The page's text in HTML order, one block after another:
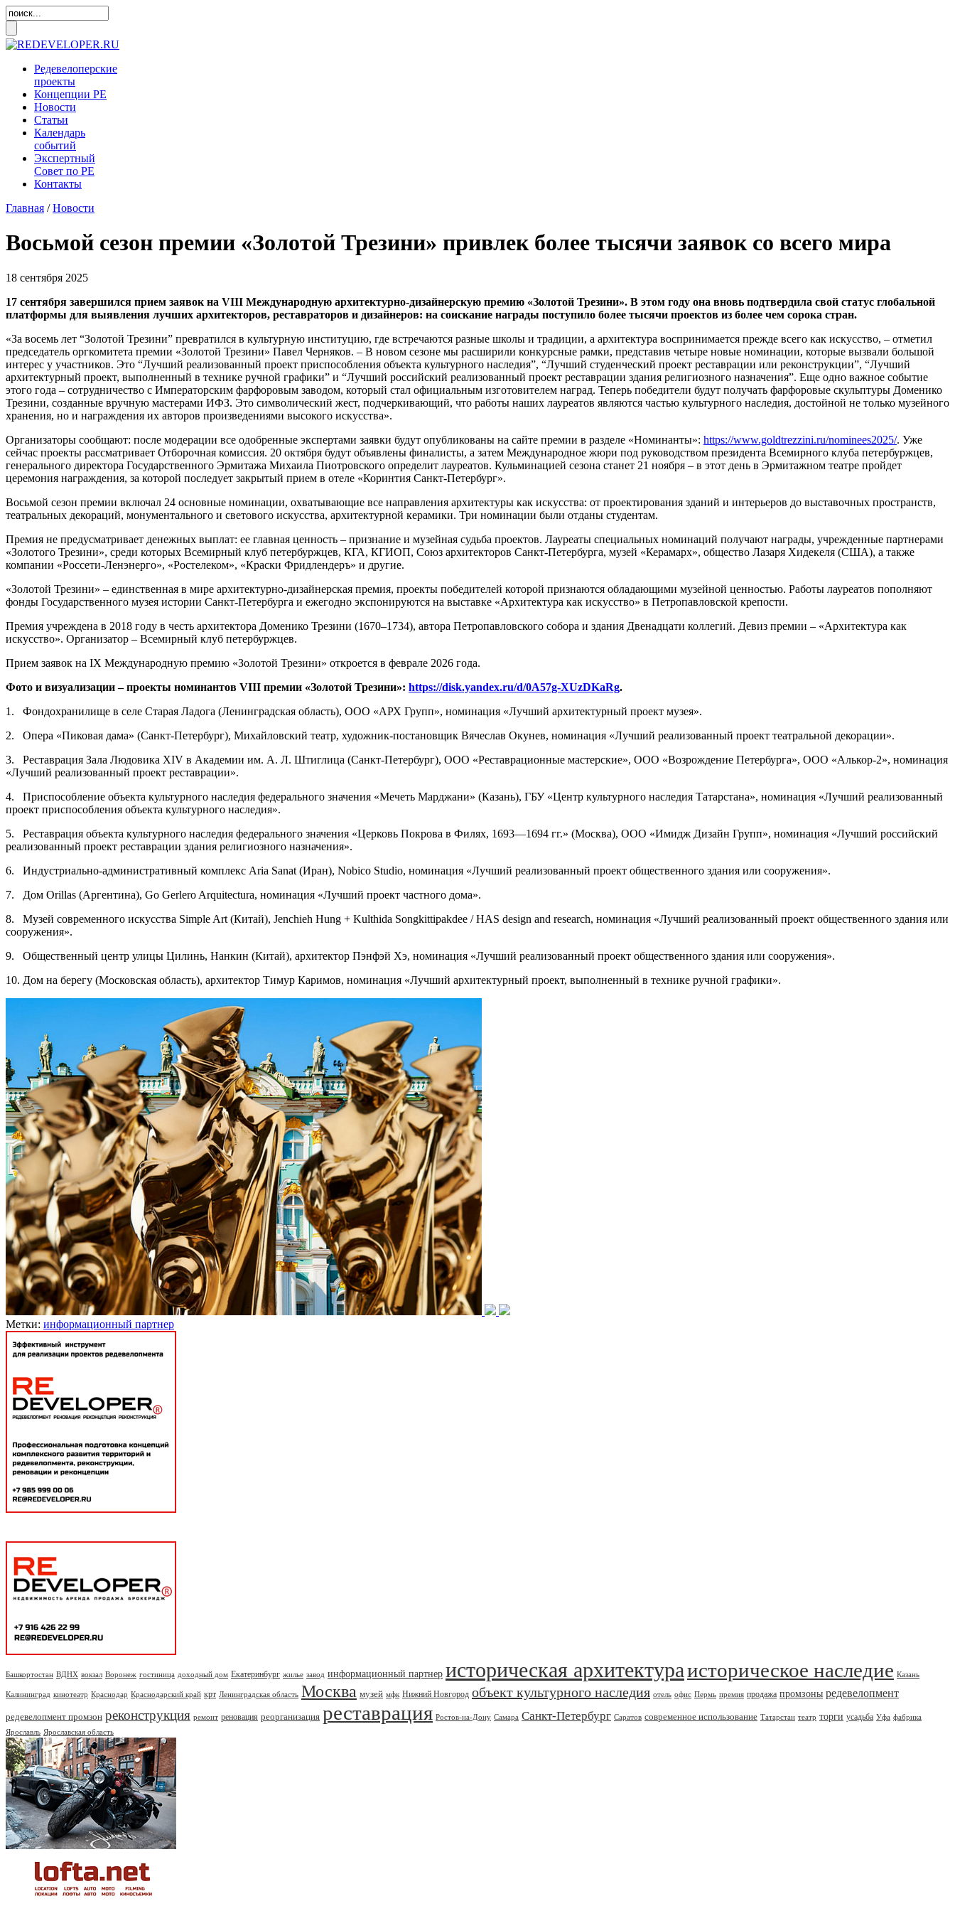
Редевелоперские
проекты
Концепции РЕ
Новости
Статьи
Календарь
событий
Экспертный
Совет по РЕ
Контакты
Главная /Новости
Восьмой сезон премии «Золотой Трезини» привлек более тысячи заявок со всего мира
18 сентября 2025
17 сентября завершился прием заявок на VIII Международную архитектурно-дизайнерскую премию «Золотой Трезини». В этом году она вновь подтвердила свой статус глобальной
платформы для выявления лучших архитекторов, реставраторов и дизайнеров: на соискание награды поступило более тысячи проектов из более чем сорока стран.
«За восемь лет “Золотой Трезини” превратился в культурную институцию, где встречаются разные школы и традиции, а архитектура воспринимается прежде всего как искусство, – отметил
председатель оргкомитета премии «Золотой Трезини» Павел Черняков. – В новом сезоне мы расширили конкурсные рамки, представив четыре новые номинации, которые вызвали большой
интерес у участников. Это “Лучший реализованный проект приспособления объекта культурного наследия”, “Лучший студенческий проект реставрации или реконструкции”, “Лучший
архитектурный проект, выполненный в технике ручной графики” и “Лучший российский реализованный проект реставрации здания религиозного назначения”. Еще одно важное событие
этого года – сотрудничество с Императорским фарфоровым заводом, который стал официальным изготовителем наград. Теперь победители будут получать фарфоровые скульптуры Доменико
Трезини, созданные вручную мастерами ИФЗ. Это символический жест, подчеркивающий, что работы наших лауреатов являются частью культурного наследия, достойной не только музейного
хранения, но и награждения их авторов произведениями высокого искусства».
Организаторы сообщают: после модерации все одобренные экспертами заявки будут опубликованы на сайте премии в разделе «Номинанты»: https://www.goldtrezzini.ru/nominees2025/. Уже
сейчас проекты рассматривает Отборочная комиссия. 20 октября будут объявлены финалисты, а затем Международное жюри под руководством президента Всемирного клуба петербуржцев,
генерального директора Государственного Эрмитажа Михаила Пиотровского определит лауреатов. Кульминацией сезона станет 21 ноября – в этот день в Эрмитажном театре пройдет
церемония награждения, за которой последует закрытый прием в отеле «Коринтия Санкт-Петербург».
Восьмой сезон премии включал 24 основные номинации, охватывающие все направления архитектуры как искусства: от проектирования зданий и интерьеров до выставочных пространств,
театральных декораций, монументального и светового искусства, архитектурной керамики. Три номинации были отданы студентам.
Премия не предусматривает денежных выплат: ее главная ценность – признание и музейная судьба проектов. Лауреаты специальных номинаций получают награды, учрежденные партнерами
«Золотого Трезини», среди которых Всемирный клуб петербуржцев, КГА, КГИОП, Союз архитекторов Санкт-Петербурга, музей «Керамарх», общество Лазаря Хидекеля (США), а также
компании «Россети-Ленэнерго», «Ростелеком», «Краски Фридлендеръ» и другие.
«Золотой Трезини» – единственная в мире архитектурно-дизайнерская премия, проекты победителей которой признаются обладающими музейной ценностью. Работы лауреатов пополняют
фонды Государственного музея истории Санкт-Петербурга и ежегодно экспонируются на выставке «Архитектура как искусство» в Петропавловской крепости.
Премия учреждена в 2018 году в честь архитектора Доменико Трезини (1670–1734), автора Петропавловского собора и здания Двенадцати коллегий. Девиз премии – «Архитектура как
искусство». Организатор – Всемирный клуб петербуржцев.
Прием заявок на IX Международную премию «Золотой Трезини» откроется в феврале 2026 года.
Фото и визуализации – проекты номинантов VIII премии «Золотой Трезини»: https://disk.yandex.ru/d/0A57g-XUzDKaRg.
1. Фондохранилище в селе Старая Ладога (Ленинградская область), ООО «АРХ Групп», номинация «Лучший архитектурный проект музея».
2. Опера «Пиковая дама» (Санкт-Петербург), Михайловский театр, художник-постановщик Вячеслав Окунев, номинация «Лучший реализованный проект театральной декорации».
3. Реставрация Зала Людовика XIV в Академии им. А. Л. Штиглица (Санкт-Петербург), ООО «Реставрационные мастерские», ООО «Возрождение Петербурга», ООО «Алькор-2», номинация
«Лучший реализованный проект реставрации».
4. Приспособление объекта культурного наследия федерального значения «Мечеть Марджани» (Казань), ГБУ «Центр культурного наследия Татарстана», номинация «Лучший реализованный
проект приспособления объекта культурного наследия».
5. Реставрация объекта культурного наследия федерального значения «Церковь Покрова в Филях, 1693—1694 гг.» (Москва), ООО «Имидж Дизайн Групп», номинация «Лучший российский
реализованный проект реставрации здания религиозного назначения».
6. Индустриально-административный комплекс Aria Sanat (Иран), Nobico Studio, номинация «Лучший реализованный проект общественного здания или сооружения».
7. Дом Orillas (Аргентина), Go Gerlero Arquitectura, номинация «Лучший проект частного дома».
8. Музей современного искусства Simple Art (Китай), Jenchieh Hung + Kulthida Songkittipakdee / HAS design and research, номинация «Лучший реализованный проект общественного здания или
сооружения».
9. Общественный центр улицы Цилинь, Нанкин (Китай), архитектор Пэнфэй Хэ, номинация «Лучший реализованный проект общественного здания или сооружения».
10. Дом на берегу (Московская область), архитектор Тимур Каримов, номинация «Лучший архитектурный проект, выполненный в технике ручной графики».
Метки: информационный партнер
Башкортостан ВДНХ вокзал Воронеж гостиница доходный дом Екатеринбург жилье завод информационный партнер историческая архитектураисторическое наследие Казань
Калининград кинотеатр Краснодар Краснодарский край крт Ленинградская область Москва музей мфк Нижний Новгород объект культурного наследия отель офис Пермь премия продажа промзоны редевелопмент
редевелопмент промзон реконструкция ремонт реновация реорганизация реставрация Ростов-на-Дону Самара Санкт-Петербург Саратов современное использование Татарстан театр торги усадьба Уфа фабрика
Ярославль Ярославская область